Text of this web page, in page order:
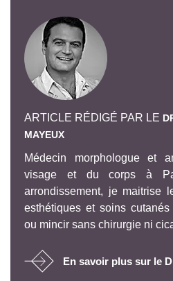
ARTICLE RÉDIGÉ PAR LE
MAYEUX
Médecin morphologue et
visage et du corps à
arrondissement, je maitrise
esthétiques et soins
ou mincir sans chirurgie ni
En savoir plus sur le